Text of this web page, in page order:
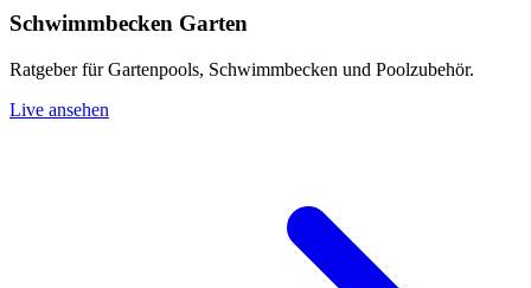
Schwimmbecken Garten
Ratgeber für Gartenpools, Schwimmbecken und Poolzubehör.
Live ansehen